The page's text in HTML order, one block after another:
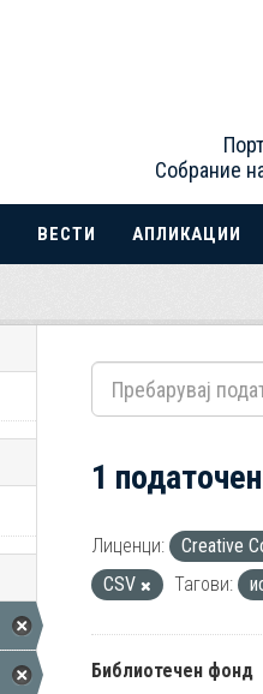
Собрание
ВЕСТИ АПЛИКАЦИИ
1
Лиценци: Creative
CSV
Тагови:
Библиотечен фонд